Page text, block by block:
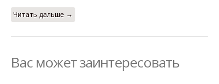
Читать дальше →
Вас может заинтересовать